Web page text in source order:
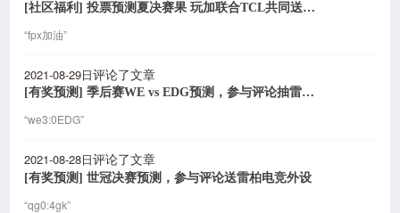
[社区福利] 投票预测夏决赛果 玩加联合TCL共同送好礼
“fpx加油”
2021-08-29日评论了文章
[有奖预测] 季后赛WE vs EDG预测，参与评论抽雷柏电竞外设
“we3:0EDG”
2021-08-28日评论了文章
[有奖预测] 世冠决赛预测，参与评论送雷柏电竞外设
“qg0:4gk”